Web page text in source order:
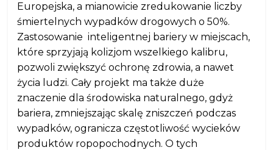
Europejska, a mianowicie zredukowanie liczby
śmiertelnych wypadków drogowych o 50%.
Zastosowanie inteligentnej bariery w miejscach,
które sprzyjają kolizjom wszelkiego kalibru,
pozwoli zwiększyć ochronę zdrowia, a nawet
życia ludzi. Cały projekt ma także duże
znaczenie dla środowiska naturalnego, gdyż
bariera, zmniejszając skalę zniszczeń podczas
wypadków, ogranicza częstotliwość wycieków
produktów ropopochodnych. O tych